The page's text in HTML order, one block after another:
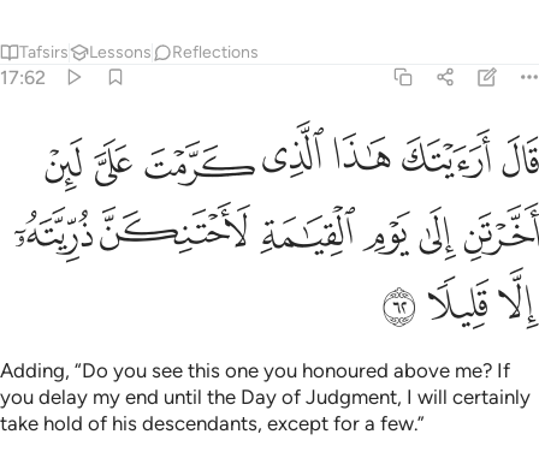
Tafsirs Lessons Reflections
17:62
قال ارايتك هاذا الذي كرمت علي لين اخرتن الى يوم القيامة لاحتنكن ذريته
قَالَ أَرَءَيْتَكَ هَـٰذَا ٱلَّذِى كَرَّمْتَ عَلَىَّ لَئِنْ أَخَّرْتَنِ إِلَىٰ يَوْمِ ٱلْقِيَـٰمَةِ
ﲃﲄﲅﲆﲇﲈﲉ
ﲊﲋﲌﲍﲎﲏ
ﲐﲑﲒ
Adding, “Do you see this one you honoured above me? If
you delay my end until the Day of Judgment, I will certainly
take hold of his descendants, except for a few.”